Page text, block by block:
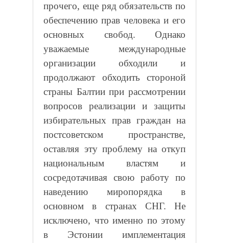
прочего, еще ряд обязательств по
обеспечению прав человека и его
основных свобод. Однако
уважаемые международные
организации обходили и
продолжают обходить стороной
страны Балтии при рассмотрении
вопросов реализации и защиты
избирательных прав граждан на
постсоветском пространстве,
оставляя эту проблему на откуп
национальным властям и
сосредотачивая свою работу по
наведению миропорядка в
основном в странах СНГ. Не
исключено, что именно по этому
в Эстонии имплементация